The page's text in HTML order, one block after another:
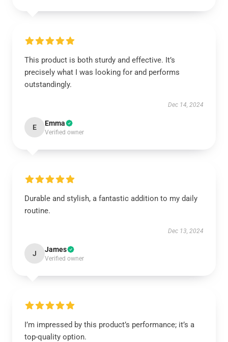
This product is both sturdy and effective. It’s
precisely what I was looking for and performs
outstandingly.
Dec 14, 2024
E Emma
Verified owner
Durable and stylish, a fantastic addition to my daily
routine.
Dec 13, 2024
J James
Verified owner
I’m impressed by this product’s performance; it’s a
top-quality option.